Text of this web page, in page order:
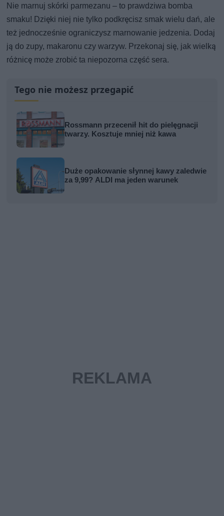
Nie marnuj skórki parmezanu – to prawdziwa bomba
smaku! Dzięki niej nie tylko podkręcisz smak wielu dań, ale
też jednocześnie ograniczysz marnowanie jedzenia. Dodaj
ją do zupy, makaronu czy warzyw. Przekonaj się, jak wielką
różnicę może zrobić ta niepozorna część sera.
Tego nie możesz przegapić
Rossmann przecenił hit do pielęgnacji
twarzy. Kosztuje mniej niż kawa
Duże opakowanie słynnej kawy zaledwie
za 9,99? ALDI ma jeden warunek